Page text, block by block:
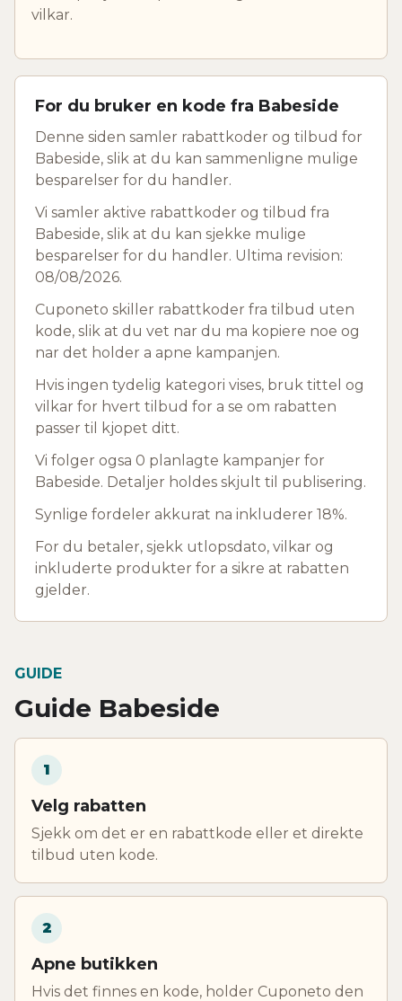
vilkar.
For du bruker en kode fra Babeside
Denne siden samler rabattkoder og tilbud for
Babeside, slik at du kan sammenligne mulige
besparelser for du handler.
Vi samler aktive rabattkoder og tilbud fra
Babeside, slik at du kan sjekke mulige
besparelser for du handler. Ultima revision:
08/08/2026.
Cuponeto skiller rabattkoder fra tilbud uten
kode, slik at du vet nar du ma kopiere noe og
nar det holder a apne kampanjen.
Hvis ingen tydelig kategori vises, bruk tittel og
vilkar for hvert tilbud for a se om rabatten
passer til kjopet ditt.
Vi folger ogsa 0 planlagte kampanjer for
Babeside. Detaljer holdes skjult til publisering.
Synlige fordeler akkurat na inkluderer 18%.
For du betaler, sjekk utlopsdato, vilkar og
inkluderte produkter for a sikre at rabatten
gjelder.
GUIDE
Guide Babeside
1
Velg rabatten
Sjekk om det er en rabattkode eller et direkte
tilbud uten kode.
2
Apne butikken
Hvis det finnes en kode, holder Cuponeto den